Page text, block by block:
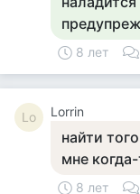
8 лет
Lo Lorrin
найти
мне
8 лет